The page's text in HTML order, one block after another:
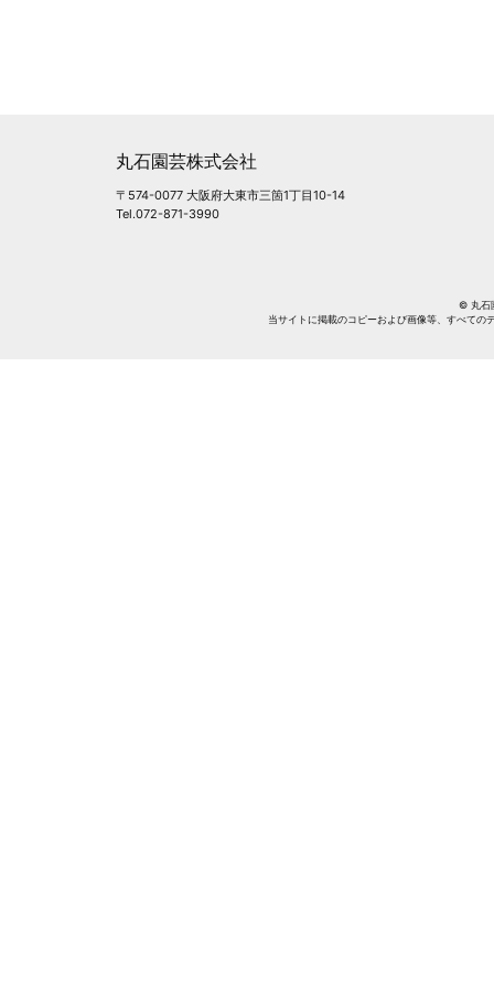
丸石園芸株式会社
〒574-0077 大阪府大東市三箇1丁目10-14
Tel.072-871-3990
© 丸石
当サイトに掲載のコピーおよび画像等、すべての